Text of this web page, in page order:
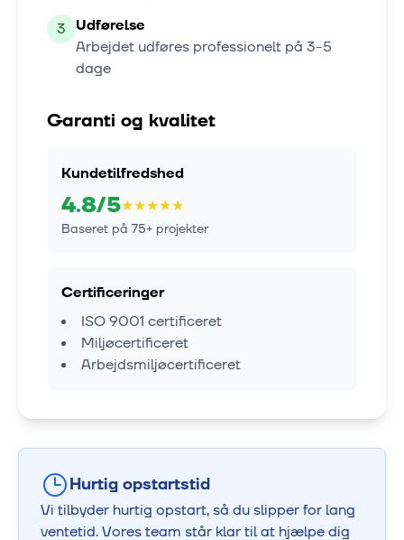
3 Udførelse
Arbejdet udføres professionelt på 3-5
dage
Garanti og kvalitet
Kundetilfredshed
4.8/5★★★★★
Baseret på 75+ projekter
Certificeringer
ISO 9001 certificeret
Miljøcertificeret
Arbejdsmiljøcertificeret
Hurtig opstartstid
Vi tilbyder hurtig opstart, så du slipper for lang
ventetid. Vores team står klar til at hjælpe dig